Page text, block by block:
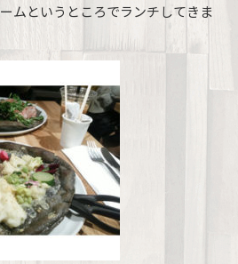
ムというところでランチしてきま